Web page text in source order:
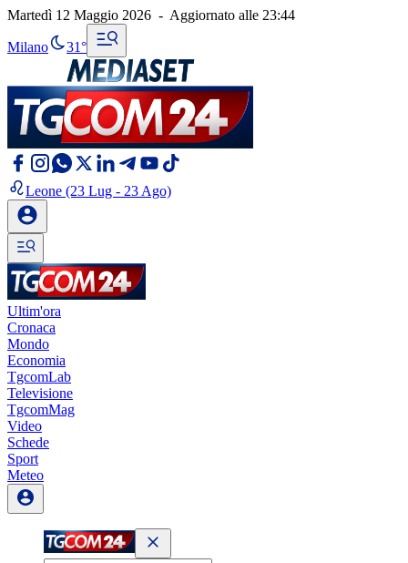
Martedì 12 Maggio 2026 - Aggiornato alle 23:44
Milano 31°
Leone (23 Lug - 23 Ago)
Ultim'ora
Cronaca
Mondo
Economia
TgcomLab
Televisione
TgcomMag
Video
Schede
Sport
Meteo